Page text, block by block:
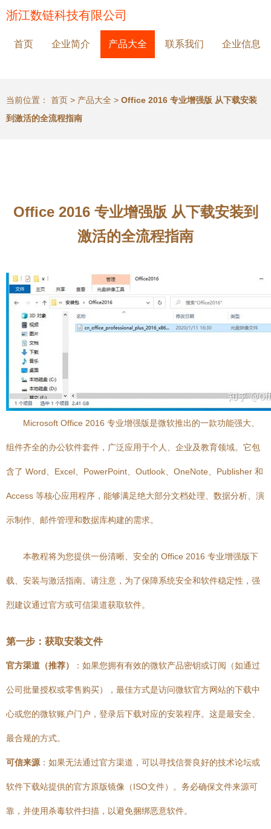
浙江数链科技有限公司
首页 企业简介 产品大全 联系我们 企业信息
当前位置： 首页 > 产品大全 > Office 2016 专业增强版 从下载安装
到激活的全流程指南
Office 2016 专业增强版 从下载安装到
激活的全流程指南
Microsoft Office 2016 专业增强版是微软推出的一款功能强大、
组件齐全的办公软件套件，广泛应用于个人、企业及教育领域。它包
含了 Word、Excel、PowerPoint、Outlook、OneNote、Publisher 和
Access 等核心应用程序，能够满足绝大部分文档处理、数据分析、演
示制作、邮件管理和数据库构建的需求。
本教程将为您提供一份清晰、安全的 Office 2016 专业增强版下
载、安装与激活指南。请注意，为了保障系统安全和软件稳定性，强
烈建议通过官方或可信渠道获取软件。
第一步：获取安装文件
官方渠道（推荐） ：如果您拥有有效的微软产品密钥或订阅（如通过
公司批量授权或零售购买），最佳方式是访问微软官方网站的下载中
心或您的微软账户门户，登录后下载对应的安装程序。这是最安全、
最合规的方式。
可信来源 ：如果无法通过官方渠道，可以寻找信誉良好的技术论坛或
软件下载站提供的官方原版镜像（ISO文件）。务必确保文件来源可
靠，并使用杀毒软件扫描，以避免捆绑恶意软件。